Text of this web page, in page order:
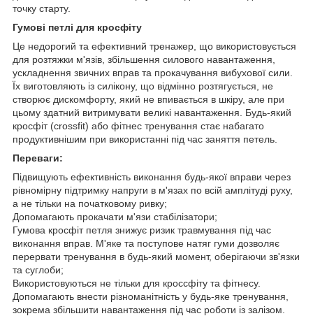
точку старту.
Гумові петлі для кросфіту
Це недорогий та ефективний тренажер, що використовується
для розтяжки м'язів, збільшення силового навантаження,
ускладнення звичних вправ та прокачування вибухової сили.
Їх виготовляють із силікону, що відмінно розтягується, не
створює дискомфорту, який не впивається в шкіру, але при
цьому здатний витримувати великі навантаження. Будь-який
кросфіт (crossfit) або фітнес тренування стає набагато
продуктивнішим при використанні під час заняття петель.
Переваги:
Підвищують ефективність виконання будь-якої вправи через
рівномірну підтримку напруги в м'язах по всій амплітуді руху,
а не тільки на початковому ривку;
Допомагають прокачати м'язи стабілізатори;
Гумова кросфіт петля знижує ризик травмування під час
виконання вправ. М'яке та поступове натяг гуми дозволяє
перервати тренування в будь-який момент, оберігаючи зв'язки
та суглоби;
Використовуються не тільки для кроссфіту та фітнесу.
Допомагають внести різноманітність у будь-яке тренування,
зокрема збільшити навантаження під час роботи із залізом.